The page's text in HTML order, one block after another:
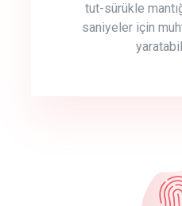
tut-sürükle
saniyeler için